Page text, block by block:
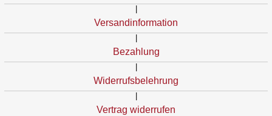
Versandinformation
Bezahlung
Widerrufsbelehrung
Vertrag widerrufen